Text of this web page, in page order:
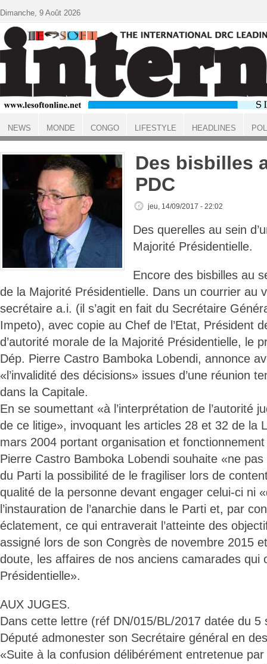
ACCUEIL
Des bisbilles
PDC
jeu, 14/09/2017 - 22:02
Des querelles au sein
Majorité Présidentielle.
Encore des bisbilles au
de la Majorité Présidentielle. Dans un courrier au
secrétaire a.i. (il s’agit en fait du Secrétaire
Impeto), avec copie au Chef de l’Etat, Président
d’autorité morale de la Majorité Présidentielle, le
Dép. Pierre Castro Bamboka Lobendi, annonce
«l’invalidité des décisions» issues d’une réunion
dans la Capitale.
En se soumettant «à l’interprétation de l’autorité
de ce litige», invoquant les articles 28 et 32 de la
mars 2004 portant organisation et
Pierre Castro Bamboka Lobendi souhaite «ne
du Parti la possibilité de le fragiliser lors de
qualité de la personne devant engager celui-ci ni
l’instauration de l’anarchie dans le Parti et, par
éclatement, ce qui entraverait l’atteinte des
assigné lors de son Congrès de novembre 2015
doute, les affaires de nos anciens camarades qui
Présidentielle».
AUX JUGES.
Dans cette lettre (réf DN/015/BL/2017 datée du 5
Député admonester son Secrétaire général en
«Suite à la confusion délibérément entretenue
Dimanche, 9 Août 2026
NEWS MONDE CONGO LIFESTYLE HEADLINES